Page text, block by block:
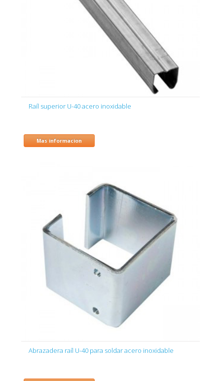
Raíl superior U-40 acero inoxidable
Mas informacion
Abrazadera raíl U-40 para soldar acero inoxidable